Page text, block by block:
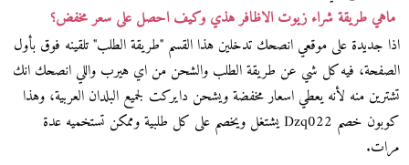
ماهي طريقة شراء زيوت الاظافر هذي وكيف احصل على سعر مخفض؟
اذا جديدة على موقعي انصحك تدخلين هذا القسم "طريقة الطلب" تلقينه فوق بأول
الصفحة، فيه كل شي عن طريقة الطلب والشحن من اي هيرب واللي انصحك انك
تشترين منه لأنه يعطي اسعار مخفضة ويشحن دايركت لجميع البلدان العربية، وهذا
كوبون خصم Dzq022 يشتغل ويخصم على كل طلبية وممكن تستخميه عدة
مرات.